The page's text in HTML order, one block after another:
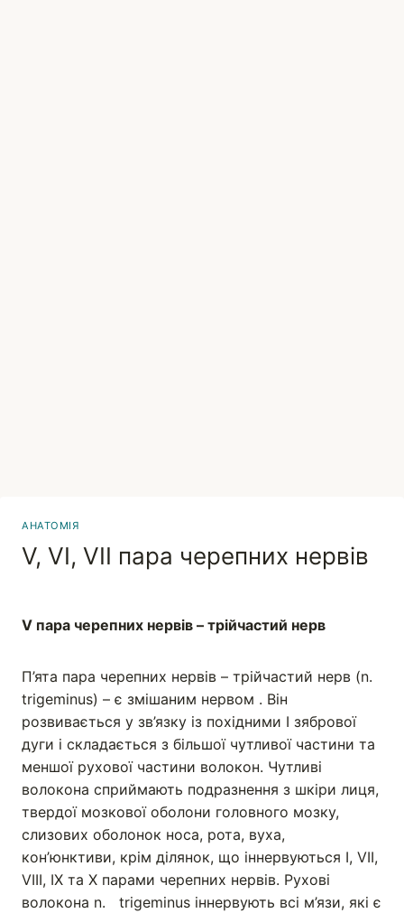
АНАТОМІЯ
V, VI, VII пара черепних нервів
Вадим
V пара черепних нервів – трійчастий нерв
П’ята пара черепних нервів – трійчастий нерв (n.
trigemіnus) – є змішаним нервом . Він
розвивається у зв’язку із похідними І зябрової
дуги і складається з більшої чутливої частини та
меншої рухової частини волокон. Чутливі
волокона сприймають подразнення з шкіри лиця,
твердої мозкової оболони головного мозку,
слизових оболонок носа, рота, вуха,
кон’юнктиви, крім ділянок, що іннервуються І, VІІ,
VIII, ІХ та Х парами черепних нервів. Рухові
волокона n. trigeminus іннервують всі м’язи, які є